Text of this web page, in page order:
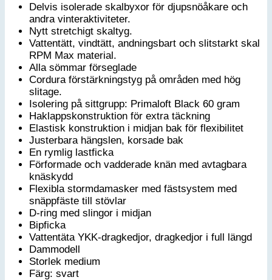
Delvis isolerade skalbyxor för djupsnöåkare och
andra vinteraktiviteter.
Nytt stretchigt skaltyg.
Vattentätt, vindtätt, andningsbart och slitstarkt skal
RPM Max material.
Alla sömmar förseglade
Cordura förstärkningstyg på områden med hög
slitage.
Isolering på sittgrupp: Primaloft Black 60 gram
Haklappskonstruktion för extra täckning
Elastisk konstruktion i midjan bak för flexibilitet
Justerbara hängslen, korsade bak
En rymlig lastficka
Förformade och vadderade knän med avtagbara
knäskydd
Flexibla stormdamasker med fästsystem med
snäppfäste till stövlar
D-ring med slingor i midjan
Bipficka
Vattentäta YKK-dragkedjor, dragkedjor i full längd
Dammodell
Storlek medium
Färg: svart